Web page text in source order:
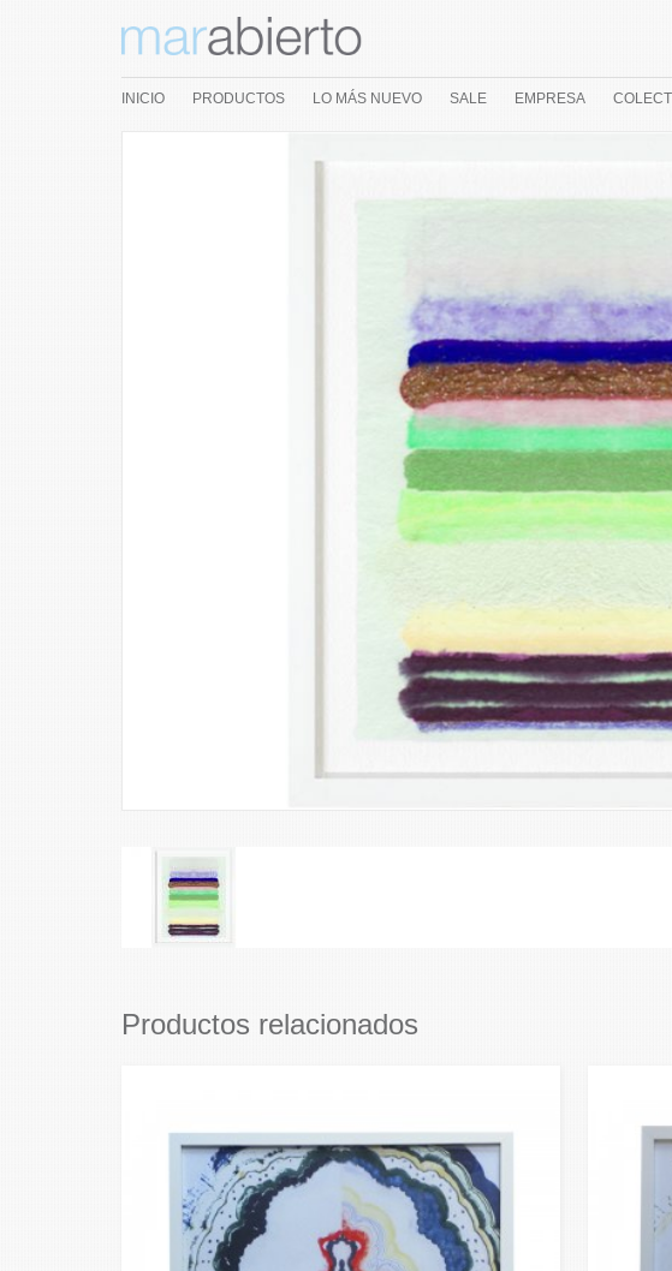
INICIO PRODUCTOS LO MÁS NUEVO SALE EMPRESA
Productos relacionados